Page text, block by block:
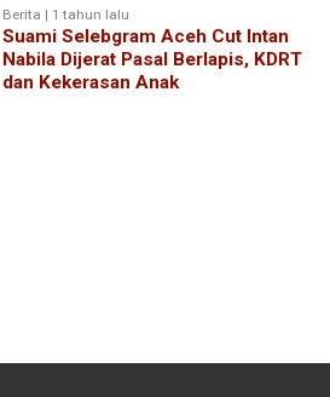
Berita | 1 tahun lalu
Suami Selebgram Aceh Cut Intan
Nabila Dijerat Pasal Berlapis, KDRT
dan Kekerasan Anak